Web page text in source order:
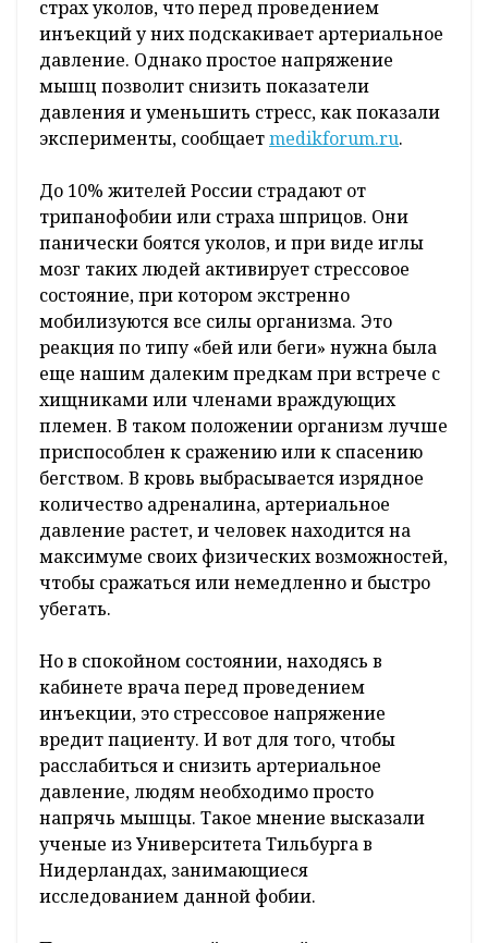
страх уколов, что перед проведением
инъекций у них подскакивает артериальное
давление. Однако простое напряжение
мышц позволит снизить показатели
давления и уменьшить стресс, как показали
эксперименты, сообщаетmedikforum.ru.
До 10% жителей России страдают от
трипанофобии или страха шприцов. Они
панически боятся уколов, и при виде иглы
мозг таких людей активирует стрессовое
состояние, при котором экстренно
мобилизуются все силы организма. Это
реакция по типу «бей или беги» нужна была
еще нашим далеким предкам при встрече с
хищниками или членами враждующих
племен. В таком положении организм лучше
приспособлен к сражению или к спасению
бегством. В кровь выбрасывается изрядное
количество адреналина, артериальное
давление растет, и человек находится на
максимуме своих физических возможностей,
чтобы сражаться или немедленно и быстро
убегать.
Но в спокойном состоянии, находясь в
кабинете врача перед проведением
инъекции, это стрессовое напряжение
вредит пациенту. И вот для того, чтобы
расслабиться и снизить артериальное
давление, людям необходимо просто
напрячь мышцы. Такое мнение высказали
ученые из Университета Тильбурга в
Нидерландах, занимающиеся
исследованием данной фобии.